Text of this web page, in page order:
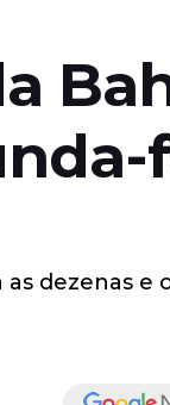
dezenas e